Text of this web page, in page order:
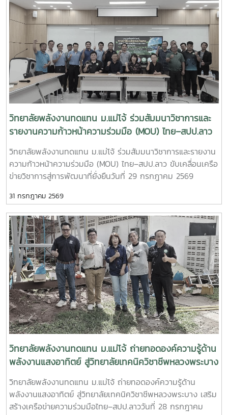
ประยุกต์ใช้ในการสนับสนุนพันธกิจของวิทยาลัยพลังงานทดแทน
ทั้งด้านการวิจัย การบริการวิชาการ และการถ่ายทอดเทคโนโลยีสู่
ชุมชน เพื่อยกระดับคุณภาพชีวิตของประชาชนและสร้างการ
พัฒนาที่ยั่งยืนวิทยาลัยพลังงานทดแทน มหาวิทยาลัยแม่โจ้ มุ่งมั่น
พัฒนาองค์ความรู้และนวัตกรรมด้านพลังงานและเทคโนโลยีที่
เหมาะสม เพื่อสร้างผลกระทบเชิงบวกต่อสังคม ชุมชน และ
เศรษฐกิจฐานราก พร้อมขับเคลื่อนการพัฒนาประเทศสู่ความ
ยั่งยืน
ผึ้ง ชั้น 5 สำนักงานมหาวิทยาลัย มหาวิทยาลัยแม่โจ้ พิธีลงนามได้
รับเกียรติจาก ผู้ช่วยศาสตราจารย์ ดร.สุริยจรัส เตชะตันมีนสกุล
รองอธิการบดีมหาวิทยาลัยแม่โจ้ (ผู้แทนอธิการบดี) และ นายก
ษิดิจ ทับทิม ผู้อำนวยการสำนักงานพัฒนาฝีมือแรงงานลำพูน
เป็นผู้ลงนามร่วมกัน โดยมี ผู้ช่วยศาสตราจารย์ ดร.นิกราน หอม
ดวง คณบดีวิทยาลัยพลังงานทดแทน มหาวิทยาลัยแม่โจ้และ นาย
เกรียงศักดิ์ ธรรมวัตร ผู้อำนวยการกลุ่มงานพัฒนาฝีมือแรงงาน
ร่วมลงนามเป็นพยาน ความร่วมมือในครั้งนี้มีเป้าหมายในการ
พัฒนาและปรับปรุงหลักสูตร “การเชื่อมอาร์กโลหะอุปกรณ์ทาง
พลังงานและอุตสาหกรรมด้วยมือ” ให้สอดคล้องกับมาตรฐาน
วิชาชีพและความต้องการของภาคอุตสาหกรรม พร้อมทั้งร่วมกัน
แรงงาน และผู้สนใจทั่วไป เพื่อยกระดับทักษะวิชาชีพและเพิ่มขีด
ความสามารถของกำลังคนไทยความร่วมมือครอบคลุมการดำเนิน
งานในด้านต่าง ๆ ได้แก่- พัฒนาและปรับปรุงหลักสูตรให้
สอดคล้องกับมาตรฐานวิชาชีพ - จัดฝึกอบรมเชิงปฏิบัติการด้าน
การเชื่อมอาร์กโลหะอุปกรณ์พลังงานและอุตสาหกรรม - ทดสอบ
มาตรฐานฝีมือแรงงานและรับรองสมรรถนะผู้ผ่านการอบรม-
พัฒนากำลังคนให้มีทักษะตรงตามความต้องการของสถาน
ประกอบการและตลาดแรงงาน ความร่วมมือครั้งนี้สะท้อนถึง
ความมุ่งมั่นของวิทยาลัยพลังงานทดแทน มหาวิทยาลัยแม่โจ้ ในกา
รบูรณาการความร่วมมือกับหน่วยงานภาครัฐ เพื่อผลิตและพัฒนา
กำลังคนที่มีศักยภาพ มีทักษะด้านวิชาชีพที่ได้มาตรฐาน และพร้อม
รองรับการเปลี่ยนแปลงของภาคอุตสาหกรรมด้านพลังงานและ
เทคโนโลยีในอนาคตวิทยาลัยพลังงานทดแทน มหาวิทยาลัยแม่โจ้
ยังคงเดินหน้าสร้างเครือข่ายความร่วมมือกับทุกภาคส่วน เพื่อยก
ระดับการศึกษา การพัฒนาทักษะวิชาชีพ และการผลิตบัณฑิต
คุณภาพ ตอบโจทย์การพัฒนาประเทศอย่างยั่งยืน
วิทยาลัยพลังงานทดแทน ม.แม่โจ้ ร่วมสัมมนาวิชาการและ
รายงานความก้าวหน้าความร่วมมือ (MOU) ไทย–สปป.ลาว
ขับเคลื่อนเครือข่ายวิชาการสู่การพัฒนาที่ยั่งยืน
วิทยาลัยพลังงานทดแทน ม.แม่โจ้ ร่วมสัมมนาวิชาการและรายงาน
ความก้าวหน้าความร่วมมือ (MOU) ไทย–สปป.ลาว ขับเคลื่อนเครือ
ข่ายวิชาการสู่การพัฒนาที่ยั่งยืนวันที่ 29 กรกฎาคม 2569
ศาสตราจารย์ ดร.นิกราน หอมดวง คณบดีวิทยาลัยพลังงาน
ทดแทน พร้อมด้วย ผู้ช่วยศาสตราจารย์ ดร.กิตติกร สาสุจิตต์
รองคณบดีฝ่ายบริหาร, ผู้ช่วยศาสตราจารย์ ดร.ยิ่งรักษ์ อรรถเวช
กุล รองคณบดีฝ่ายวิจัยและบริการวิชาการคณาจารย์ บุคลากร
และนักศึกษาระดับบัณฑิตศึกษา เข้าร่วมกิจกรรม สัมมนาวิชาการ
และการรายงานความก้าวหน้าความร่วมมือ (MOU) ระหว่าง
มหาวิทยาลัยแม่โจ้และเครือข่ายสถาบันการศึกษาในแขวงหลวงพระ
บาง สาธารณรัฐประชาธิปไตยประชาชนลาว การสัมมนาครั้งนี้จัด
ขึ้นเพื่อเป็นเวทีในการแลกเปลี่ยนองค์ความรู้ ติดตามผลการ
ดำเนินงานภายใต้บันทึกข้อตกลงความร่วมมือ (MOU) และร่วม
กำหนดแนวทางการพัฒนาความร่วมมือด้านการศึกษา การวิจัย
และการบริการวิชาการระหว่างประเทศไทยและ สปป.ลาว ให้เกิด
ความเข้มแข็งและต่อเนื่อง กิจกรรมสำคัญภายในงาน ประกอบ
ด้วย- แลกเปลี่ยนองค์ความรู้ด้านพลังงานทดแทน สิ่งแวดล้อม
และการรับมือกับการเปลี่ยนแปลงสภาพภูมิอากาศ- รายงานผล
การดำเนินงานและความก้าวหน้าของโครงการความร่วมมือที่ผ่าน
มา- ร่วมวางแผนการดำเนินงานด้านการศึกษา งานวิจัย และการ
บริการวิชาการในระยะต่อไป เสริมสร้างเครือข่ายความร่วมมือ
31 กรกฎาคม 2569
วิทยาลัยพลังงานทดแทน ม.แม่โจ้ ถ่ายทอดองค์ความรู้ด้าน
พลังงานแสงอาทิตย์ สู่วิทยาลัยเทคนิควิชาชีพหลวงพระบาง
เสริมสร้างเครือข่ายความร่วมมือไทย–สปป.ลาว
วิทยาลัยพลังงานทดแทน ม.แม่โจ้ ถ่ายทอดองค์ความรู้ด้าน
พลังงานแสงอาทิตย์ สู่วิทยาลัยเทคนิควิชาชีพหลวงพระบาง เสริม
สร้างเครือข่ายความร่วมมือไทย–สปป.ลาววันที่ 28 กรกฎาคม